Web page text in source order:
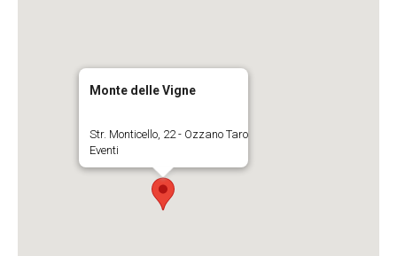
Monte delle Vigne
Str. Monticello, 22 - Ozzano Taro
Eventi